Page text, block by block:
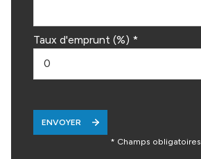
Taux d'emprunt (%) *
ENVOYER
* Champs obligatoires